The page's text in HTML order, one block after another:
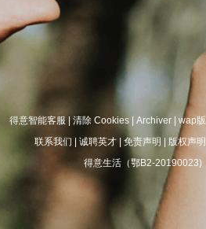
得意智能客服 清除 Cookies| Archiver| wap版
联系我们
诚聘英才 免责声明 版权声明
得意生活（鄂B2-20190023)